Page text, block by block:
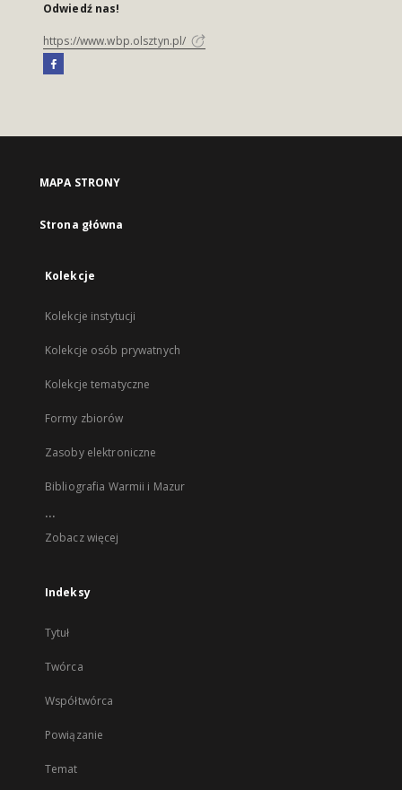
Odwiedź nas!
https://www.wbp.olsztyn.pl/
MAPA STRONY
Strona główna
Kolekcje
Kolekcje instytucji
Kolekcje osób prywatnych
Kolekcje tematyczne
Formy zbiorów
Zasoby elektroniczne
Bibliografia Warmii i Mazur
...
Zobacz więcej
Indeksy
Tytuł
Twórca
Współtwórca
Powiązanie
Temat